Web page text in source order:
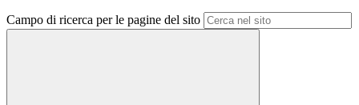
Campo di ricerca per le pagine del sito